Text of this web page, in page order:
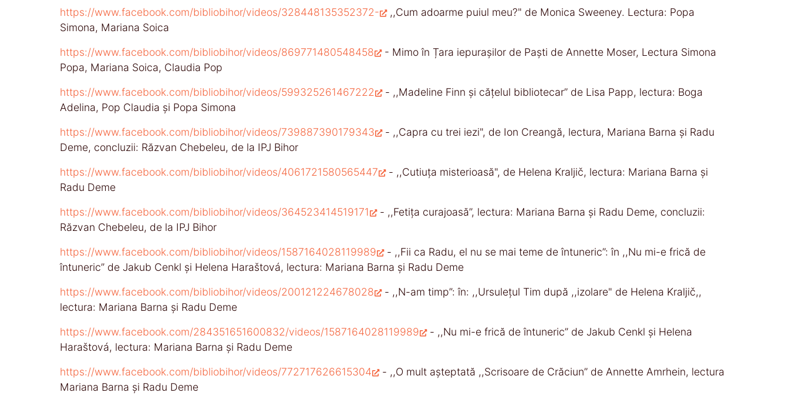
https://www.facebook.com/bibliobihor/videos/328448135352372-
,,Cum adoarme puiul meu?" de Monica Sweeney. Lectura: Popa
Simona, Mariana Soica
https://www.facebook.com/bibliobihor/videos/869771480548458
- Mimo în Țara iepurașilor de Paști de Annette Moser, Lectura Simona
Popa, Mariana Soica, Claudia Pop
https://www.facebook.com/bibliobihor/videos/599325261467222
- ,,Madeline Finn și cățelul bibliotecar’’ de Lisa Papp, lectura: Boga
Adelina, Pop Claudia și Popa Simona
https://www.facebook.com/bibliobihor/videos/739887390179343
- ,,Capra cu trei iezi", de Ion Creangă, lectura, Mariana Barna și Radu
Deme, concluzii: Răzvan Chebeleu, de la IPJ Bihor
https://www.facebook.com/bibliobihor/videos/4061721580565447
- ,,Cutiuța misterioasă", de Helena Kraljič, lectura: Mariana Barna și
Radu Deme
https://www.facebook.com/bibliobihor/videos/364523414519171
- ,,Fetița curajoasă’’, lectura: Mariana Barna și Radu Deme, concluzii:
Răzvan Chebeleu, de la IPJ Bihor
https://www.facebook.com/bibliobihor/videos/1587164028119989
- ,,Fii ca Radu, el nu se mai teme de întuneric’’: în ,,Nu mi-e frică de
întuneric” de Jakub Cenkl și Helena Haraštová, lectura: Mariana Barna și Radu Deme
https://www.facebook.com/bibliobihor/videos/200121224678028
- ,,N-am timp”: în: ,,Ursulețul Tim după ,,izolare" de Helena Kraljič,,
lectura: Mariana Barna și Radu Deme
https://www.facebook.com/284351651600832/videos/1587164028119989
- ,,Nu mi-e frică de întuneric” de Jakub Cenkl și Helena
Haraštová, lectura: Mariana Barna și Radu Deme
https://www.facebook.com/bibliobihor/videos/772717626615304
- ,,O mult așteptată ,,Scrisoare de Crăciun’’ de Annette Amrhein, lectura
Mariana Barna și Radu Deme